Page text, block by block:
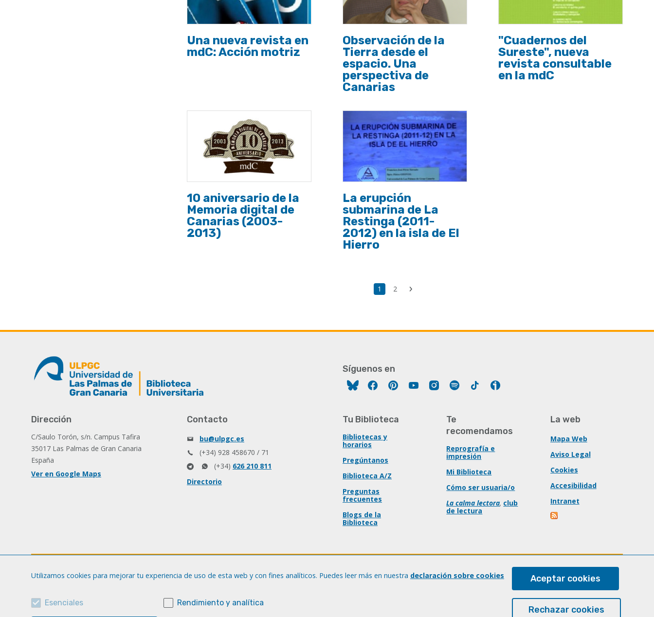
Una nueva revista en
mdC: Acción motriz
Observación de la
Tierra desde el
espacio. Una
perspectiva de
Canarias
"Cuadernos del
Sureste", nueva
revista consultable
en la mdC
10 aniversario de la
Memoria digital de
Canarias (2003-
2013)
La erupción
submarina de La
Restinga (2011-
2012) en la isla de El
Hierro
Página
1 Page
2
Síguenos en
FacebookPinterestYouTubeInstagram
Spotify Tiktok
Dirección
C/Saulo Torón, s/n. Campus Tafira
35017 Las Palmas de Gran Canaria
España
Ver en Google Maps
Contacto
bu@ulpgc.es
(+34) 928 458670 / 71
(+34) 626 210 811
Directorio
Tu Biblioteca
Bibliotecas y
horarios
Pregúntanos
Biblioteca A/Z
Preguntas
frecuentes
Blogs de la
Biblioteca
Te
recomendamos
Reprografía e
impresión
Mi Biblioteca
Cómo ser usuaria/o
La calma lectora, club
de lectura
La web
Mapa Web
Aviso Legal
Cookies
Accesibilidad
Intranet
Utilizamos cookies para mejorar tu experiencia de uso de esta web y con fines analíticos. Puedes leer más en nuestra declaración sobre cookies
Esenciales Rendimiento y analítica
Aceptar cookies
Rechazar cookies